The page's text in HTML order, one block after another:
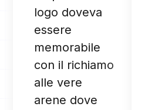
logo doveva
essere
memorabile
con il richiamo
alle vere
arene dove